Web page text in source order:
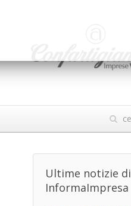
Ultime notizie di
InformaImpresa